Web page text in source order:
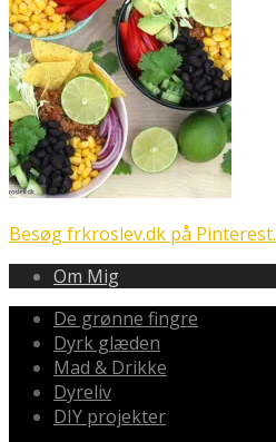
Besøg frkroslev.dk på Pinterest.
Om Mig
De grønne fingre
Dyrk glæden
Mad & Drikke
Dyreliv
DIY projekter